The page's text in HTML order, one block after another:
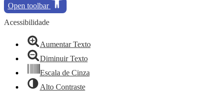
Open toolbar
Acessibilidade
Aumentar Texto
Diminuir Texto
Escala de Cinza
Alto Contraste